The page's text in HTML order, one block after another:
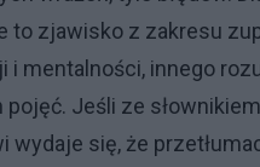
to zjawisko z zakresu
i mentalności, innego
Jeśli ze
wydaje się, że